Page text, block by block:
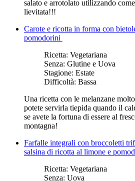
salato e arrotolato utilizzando
lievitata!!!
Carote e ricotta in forma con
pomodorini
Ricetta: Vegetariana
Senza: Glutine e Uova
Stagione: Estate
Difficoltà: Bassa
Una ricetta con le melanzane
potete servirla tiepida quando il
se avete la fortuna di essere al
montagna!
Farfalle integrali con broccoletti
salsina di ricotta al limone e
Ricetta: Vegetariana
Senza: Uova